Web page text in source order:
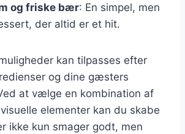
og friske bær: En simpel, men
der altid er et hit.
kan tilpasses efter
og dine gæsters
at vælge en kombination af
elementer kan du skabe
ikke kun smager godt, men